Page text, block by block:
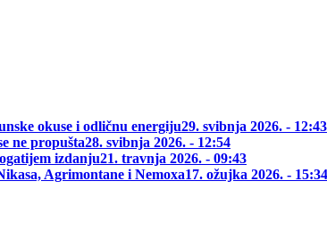
okuse i odličnu energiju29. svibnja 2026. - 12:43
ne propušta28. svibnja 2026. - 12:54
izdanju21. travnja 2026. - 09:43
Agrimontane i Nemoxa17. ožujka 2026. - 15:34